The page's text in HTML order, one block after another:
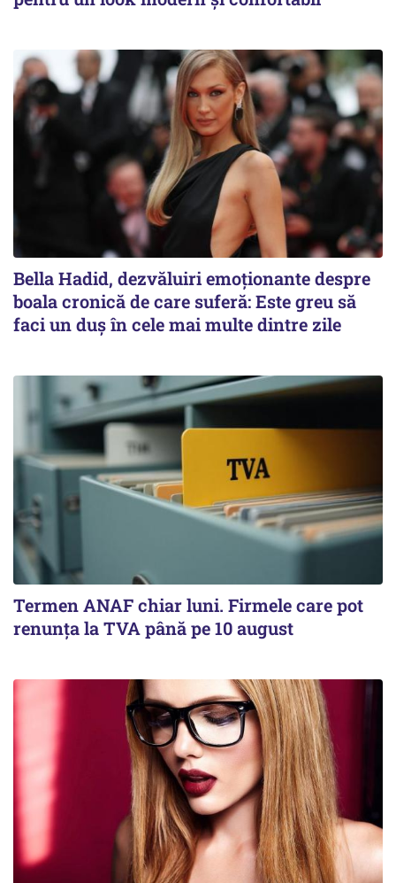
Bella Hadid, dezvăluiri emoționante despre
boala cronică de care suferă: Este greu să
faci un duș în cele mai multe dintre zile
Termen ANAF chiar luni. Firmele care pot
renunța la TVA până pe 10 august